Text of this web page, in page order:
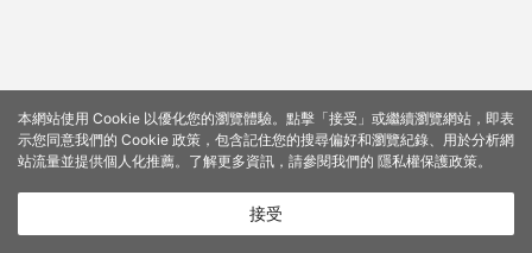
本網站使用 Cookie 以優化您的瀏覽體驗。點擊「接受」或繼續瀏覽網站，即表
示您同意我們的 Cookie 政策，包含記住您的搜尋偏好和瀏覽紀錄、用於分析網
站流量並提供個人化推薦。了解更多資訊，請參閱我們的 隱私權保護政策。
接受